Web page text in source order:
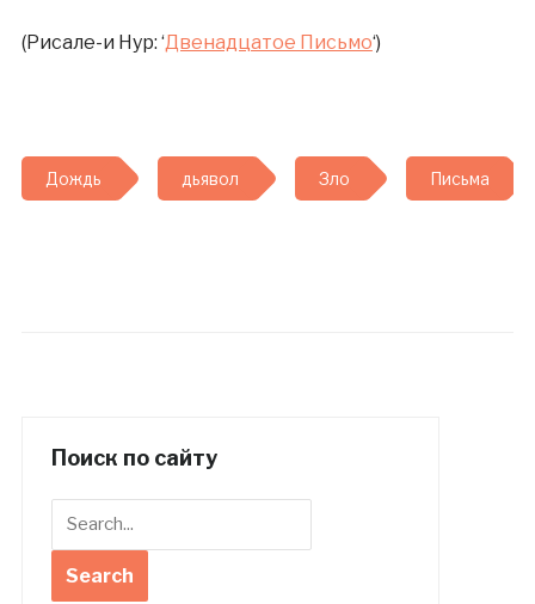
(Рисале-и Нур: ‘Двенадцатое Письмо‘)
Дождь дьявол Зло Письма
Поиск по сайту